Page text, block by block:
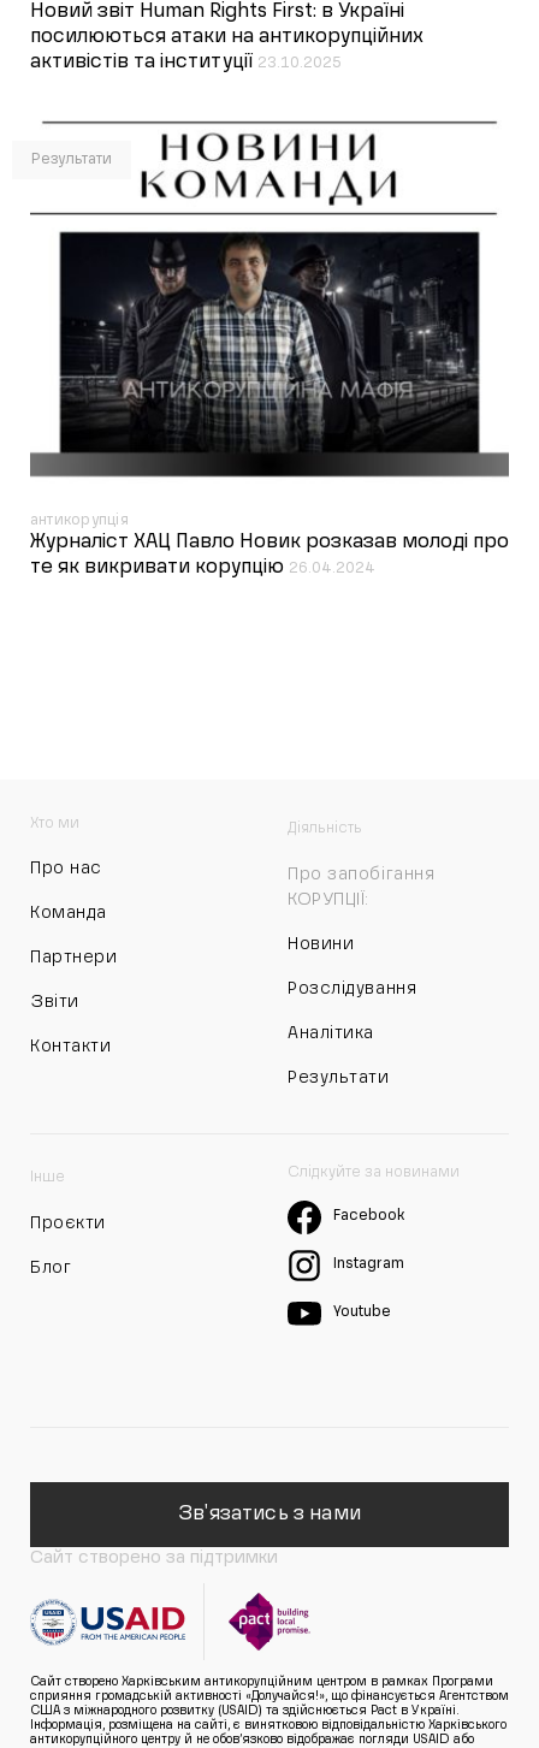
Новий звіт Human Rights First: в Україні
посилюються атаки на антикорупційних
активістів та інституції 23.10.2025
Результати
антикорупція
Журналіст ХАЦ Павло Новик розказав молоді про
те як викривати корупцію 26.04.2024
Хто ми
Про нас
Команда
Партнери
Звіти
Контакти
Діяльність
Про запобігання
КОРУПЦІЇ:
Новини
Розслідування
Аналітика
Результати
Інше
Проєкти
Блог
Слідкуйте за новинами
Facebook
Instagram
Youtube
Зв'язатись з нами
Сайт створено за підтримки
Сайт створено Харківським антикорупційним центром в рамках Програми
сприяння громадській активності «Долучайся!», що фінансується Агентством
США з міжнародного розвитку (USAID) та здійснюється Pact в Україні.
Інформація, розміщена на сайті, є винятковою відповідальністю Харківського
антикорупційного центру й не обов’язково відображає погляди USAID або